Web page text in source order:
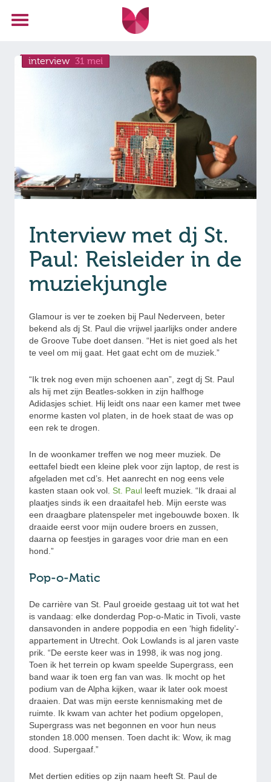
interview 31 mei
Interview met dj St.
Paul: Reisleider in de
muziekjungle
Glamour is ver te zoeken bij Paul Nederveen, beter
bekend als dj St. Paul die vrijwel jaarlijks onder andere
de Groove Tube doet dansen. “Het is niet goed als het
te veel om mij gaat. Het gaat echt om de muziek.”
“Ik trek nog even mijn schoenen aan”, zegt dj St. Paul
als hij met zijn Beatles-sokken in zijn halfhoge
Adidasjes schiet. Hij leidt ons naar een kamer met twee
enorme kasten vol platen, in de hoek staat de was op
een rek te drogen.
In de woonkamer treffen we nog meer muziek. De
eettafel biedt een kleine plek voor zijn laptop, de rest is
afgeladen met cd’s. Het aanrecht en nog eens vele
kasten staan ook vol. St. Paul leeft muziek. “Ik draai al
plaatjes sinds ik een draaitafel heb. Mijn eerste was
een draagbare platenspeler met ingebouwde boxen. Ik
draaide eerst voor mijn oudere broers en zussen,
daarna op feestjes in garages voor drie man en een
hond.”
Pop-o-Matic
De carrière van St. Paul groeide gestaag uit tot wat het
is vandaag: elke donderdag Pop-o-Matic in Tivoli, vaste
dansavonden in andere poppodia en een ‘high fidelity’-
appartement in Utrecht. Ook Lowlands is al jaren vaste
prik. “De eerste keer was in 1998, ik was nog jong.
Toen ik het terrein op kwam speelde Supergrass, een
band waar ik toen erg fan van was. Ik mocht op het
podium van de Alpha kijken, waar ik later ook moest
draaien. Dat was mijn eerste kennismaking met de
ruimte. Ik kwam van achter het podium opgelopen,
Supergrass was net begonnen en voor hun neus
stonden 18.000 mensen. Toen dacht ik: Wow, ik mag
dood. Supergaaf.”
Met dertien edities op zijn naam heeft St. Paul de